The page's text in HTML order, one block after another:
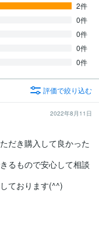
2件
0件
0件
0件
0件
評価で絞り込む
2022年8月11日
だき購入して良かった
るもので安心して相談
ております(^^)